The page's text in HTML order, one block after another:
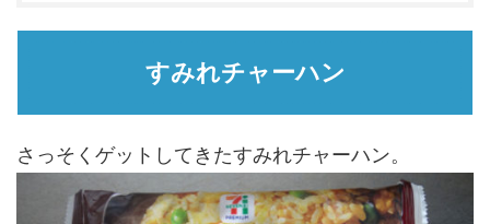
すみれチャーハン
さっそくゲットしてきたすみれチャーハン。